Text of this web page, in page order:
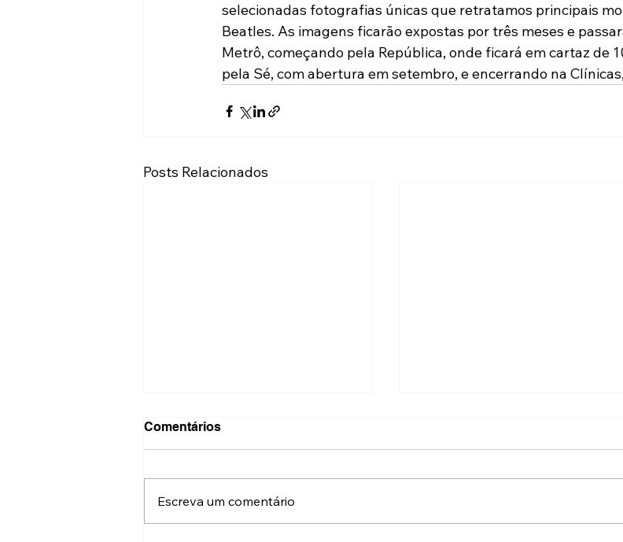
selecionadas fotografias únicas que retratamos principais
Beatles. As imagens ficarão expostas por três meses e
Metrô, começando pela República, onde ficará em cartaz de
pela Sé, com abertura em setembro, e encerrando na
Posts Relacionados
Comentários
Escreva um comentário